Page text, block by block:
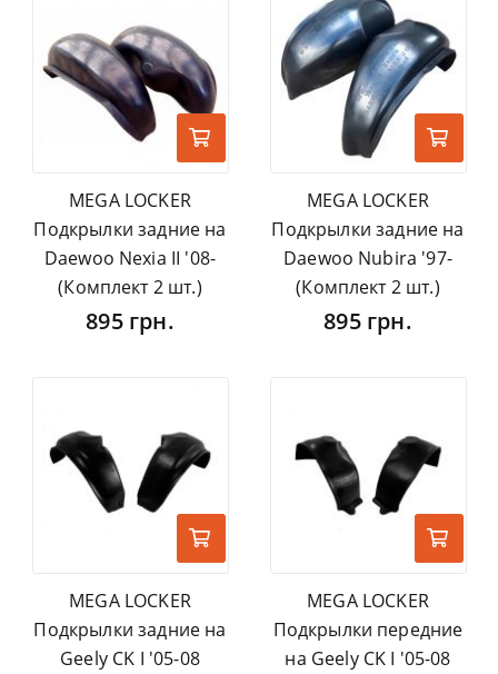
MEGA LOCKER
Подкрылки задние на
Daewoo Nexia II '08-
(Комплект 2 шт.)
895 грн.
MEGA LOCKER
Подкрылки задние на
Daewoo Nubira '97-
(Комплект 2 шт.)
895 грн.
MEGA LOCKER
Подкрылки задние на
Geely CK I '05-08
MEGA LOCKER
Подкрылки передние
на Geely CK I '05-08